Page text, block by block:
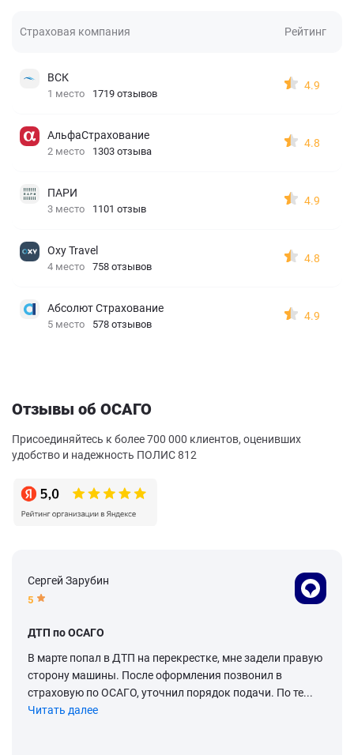
Страховая компания Рейтинг
ВСК
1 место 1719 отзывов
4.9
АльфаСтрахование
2 место 1303 отзыва
4.8
ПАРИ
3 место 1101 отзыв
4.9
Oxy Travel
4 место 758 отзывов
4.8
Абсолют Страхование
5 место 578 отзывов
4.9
Отзывы об ОСАГО
Присоединяйтесь к более 700 000 клиентов, оценивших
удобство и надежность ПОЛИС 812
Сергей Зарубин
5
ДТП по ОСАГО
В марте попал в ДТП на перекрестке, мне задели правую
сторону машины. После оформления позвонил в
страховую по ОСАГО, уточнил порядок подачи. По те...
Читать далее